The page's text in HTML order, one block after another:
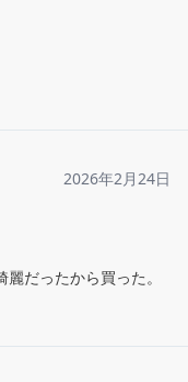
2026年2月24日
だったから買った。